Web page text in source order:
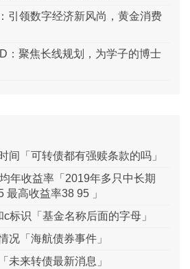
引领数字经济新风尚，黄金消费
：聚焦长线规划，为学子的博士
间「可转债都有强赎条款的吗」
年收益率「2019年多只中长期
高收益率38 95 」
标识「基金名称后面的字母」
况「海航债券事件」
未来转债最新消息」